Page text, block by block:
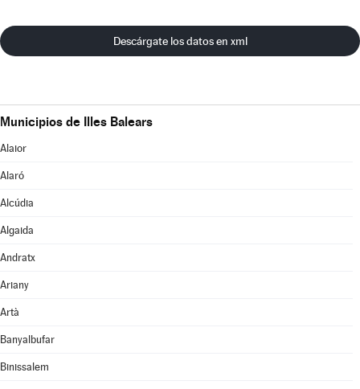
Descárgate los datos en xml
Municipios de Illes Balears
Alaior
Alaró
Alcúdia
Algaida
Andratx
Ariany
Artà
Banyalbufar
Binissalem